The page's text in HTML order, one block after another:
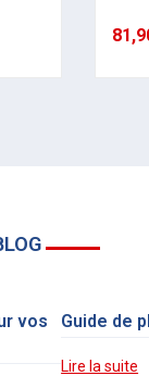
vos
Guide de
Lire la suite